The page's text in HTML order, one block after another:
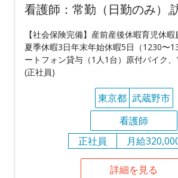
看護師：常勤（日勤のみ）,
【社会保険完備】産前産後休暇育児休
夏季休暇3日年末年始休暇5日（1230〜
ートフォン貸与（1人1台）原付バイク
(正社員)
東京都 武蔵野市
看護師
正社員
月給
詳細を見る